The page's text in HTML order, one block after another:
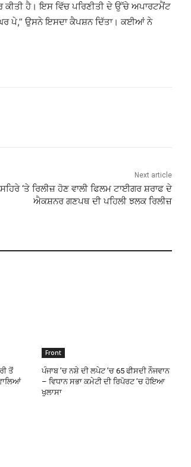
ਕੀਤੀ ਹੈ। ਇਸ ਵਿੱਚ ਪਰਿਣੀਤੀ ਦੇ ਉੱਚੇ ਅਪਾਰਟਮੈਂਟ
ਪੇ,” ਉਸਨੇ ਇਸਦਾ ਕੈਪਸ਼ਨ ਦਿੱਤਾ। ਕਈਆਂ ਨੇ
Next article
‘ਤੇ ਰਿਲੀਜ਼ ਹੋਣ ਵਾਲੀ ਫਿਲਮ ਟਾਈਗਰ ਸ਼ਰਾਫ ਦੇ
ਐਕਸ਼ਨਰ ਗਣਪਥ ਦੀ ਪਹਿਲੀ ਝਲਕ ਰਿਲੀਜ਼
ਤੋਂ
Front
ਪੰਜਾਬ ’ਚ ਨਸ਼ੇ ਦੀ ਲਪੇਟ ’ਚ 65 ਫੀਸਦੀ ਨੌਜਵਾਨ
– ਵਿਧਾਨ ਸਭਾ ਕਮੇਟੀ ਦੀ ਰਿਪੋਰਟ ’ਚ ਹੋਇਆ
ਖੁਲਾਸਾ